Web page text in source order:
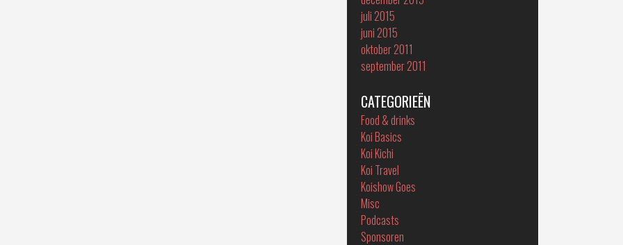
juli 2015
juni 2015
oktober 2011
september 2011
CATEGORIEËN
Food & drinks
Koi Basics
Koi Kichi
Koi Travel
Koishow Goes
Misc
Podcasts
Sponsoren